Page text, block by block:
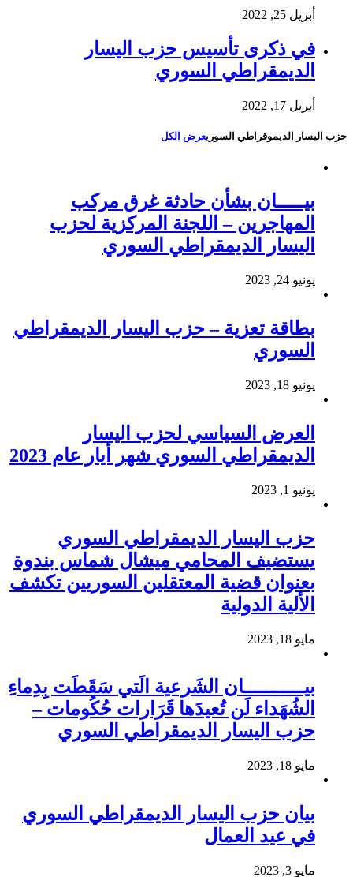
أبريل 25, 2022
في ذكرى تأسيس حزب اليسار
الديمقراطي السوري
أبريل 17, 2022
حزب اليسار الديموقراطي السوريعرض الكل
بيـــــان بشأن حادثة غرق مركب
المهاجرين – اللجنة المركزية لحزب
اليسار الديمقراطي السوري
يونيو 24, 2023
بطاقة تعزية – حزب اليسار الديمقراطي
السوري
يونيو 18, 2023
العرض السياسي لحزب اليسار
الديمقراطي السوري شهر أيار عام 2023
يونيو 1, 2023
حزب اليسار الديمقراطي السوري
يستضيف المحامي ميشال شماس بندوة
بعنوان قضية المعتقلين السوريين تكشف
الألية الدولية
مايو 18, 2023
بيـــــــــــان الشَرعية الَتي سَقَطَت بِدِماءِ
الشُهَداء لَن تُعيدَها قَرَارات حُكُومات –
حزب اليسار الديمقراطي السوري
مايو 18, 2023
بيان حزب اليسار الديمقراطي السوري
في عيد العمال
مايو 3, 2023